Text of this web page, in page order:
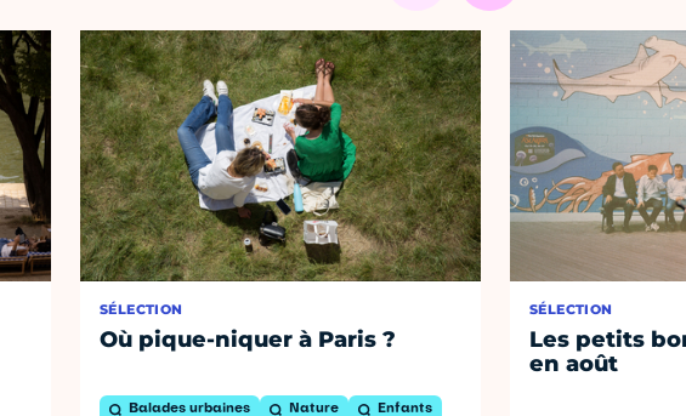
SÉLECTION
Où pique-niquer à Paris ?
Balades urbaines Nature Enfants
SÉLECTION
Les petits
en août